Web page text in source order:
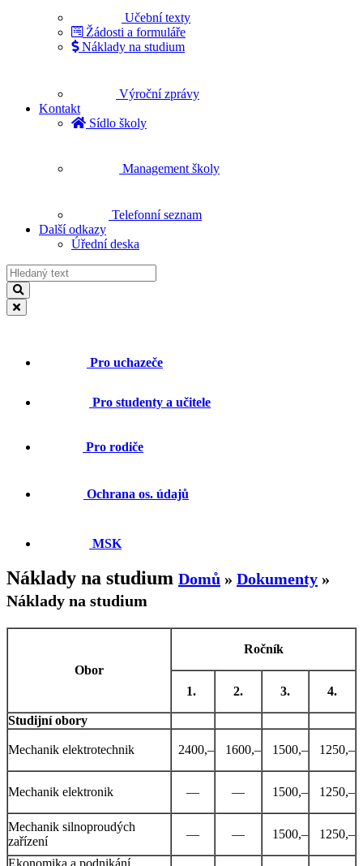
Učební texty
Žádosti a formuláře
Náklady na studium
Výroční zprávy
Kontakt
Sídlo školy
Management školy
Telefonní seznam
Další odkazy
Úřední deska
Pro uchazeče
Pro studenty a učitele
Pro rodiče
Ochrana os. údajů
MSK
Náklady na studium Domů » Dokumenty »
Náklady na studium
Obor
Ročník
1. 2. 3. 4.
Studijní obory
Mechanik elektrotechnik 2400,– 1600,– 1500,– 1250,–
Mechanik elektronik — — 1500,– 1250,–
Mechanik silnoproudých
zařízení
— — 1500,– 1250,–
Ekonomika a podnikání